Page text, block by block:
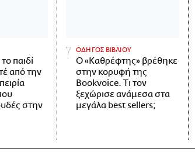
παιδί
από την
στην
ΟΔΗΓΟΣ ΒΙΒΛΙΟΥ
Ο «Καθρέφτης» βρέθηκε
στην κορυφή της
Bookvoice. Τι τον
ξεχώρισε ανάμεσα στα
μεγάλα best sellers;